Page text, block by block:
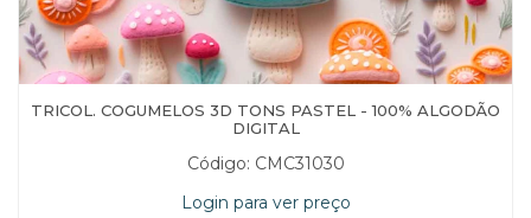
TRICOL. COGUMELOS 3D TONS PASTEL - 100% ALGODÃO
DIGITAL
Código: CMC31030
Login para ver preço